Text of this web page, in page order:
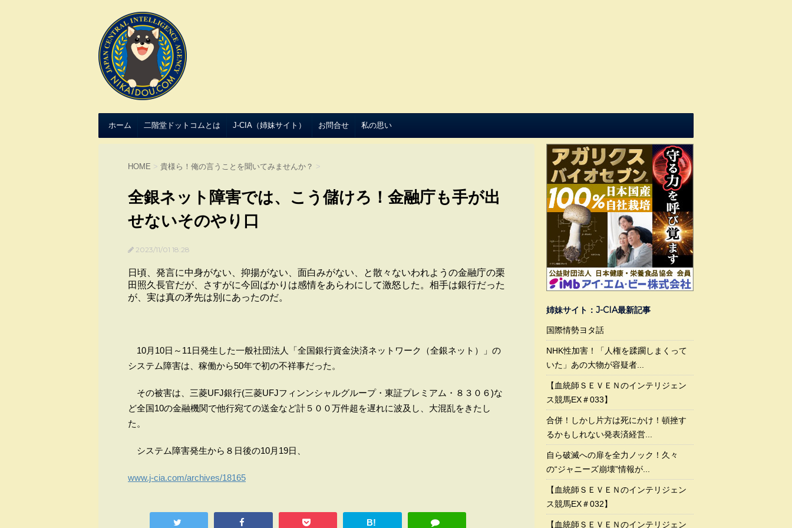
ホーム 二階堂ドットコムとは J-CIA（姉妹サイト） お問合せ 私の思い
HOME > 貴様ら！俺の言うことを聞いてみませんか？ >
全銀ネット障害では、こう儲けろ！金融庁も手が出
せないそのやり口
2023/11/01 18:28
日頃、発言に中身がない、抑揚がない、面白みがない、と散々ないわれようの金融庁の栗
田照久長官だが、さすがに今回ばかりは感情をあらわにして激怒した。相手は銀行だった
が、実は真の矛先は別にあったのだ。
10月10日～11日発生した一般社団法人「全国銀行資金決済ネットワーク（全銀ネット）」の
システム障害は、稼働から50年で初の不祥事だった。
その被害は、三菱UFJ銀行(三菱UFJフィンンシャルグループ・東証プレミアム・８３０６)な
ど全国10の金融機関で他行宛ての送金など計５００万件超を遅れに波及し、大混乱をきたし
た。
システム障害発生から８日後の10月19日、
www.j-cia.com/archives/18165
B!
姉妹サイト：J-CIA最新記事
国際情勢ヨタ話
NHK性加害！「人権を蹂躙しまくって
いた」あの大物が容疑者...
【血統師ＳＥＶＥＮのインテリジェン
ス競馬EX＃033】
合併！しかし片方は死にかけ！頓挫す
るかもしれない発表済経営...
自ら破滅への扉を全力ノック！久々
の“ジャニーズ崩壊”情報が...
【血統師ＳＥＶＥＮのインテリジェン
ス競馬EX＃032】
【血統師ＳＥＶＥＮのインテリジェン